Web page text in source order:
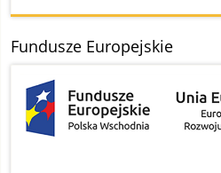
Fundusze Europejskie